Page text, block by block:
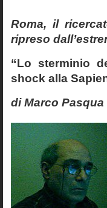
Roma, il
ripreso
“Lo sterminio
shock alla
di Marco Pasqua